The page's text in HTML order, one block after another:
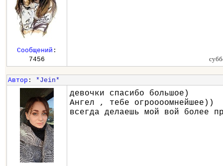
Сообщений :
7456
Автор : *Jein*
девочки спасибо большое)
Ангел , тебе огроооомнейшее))
всегда делаешь мой вой более